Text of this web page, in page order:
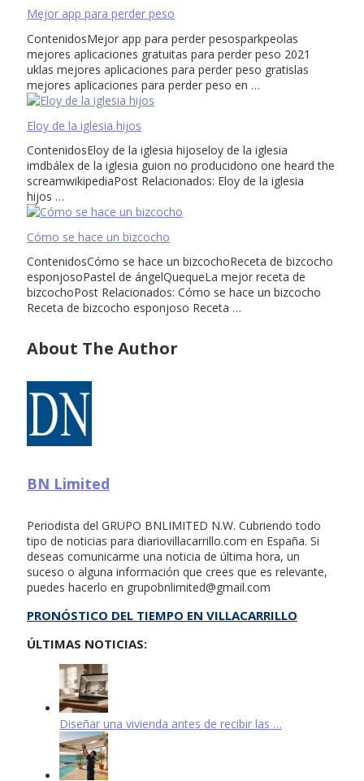
Mejor app para perder peso
ContenidosMejor app para perder pesosparkpeolas
mejores aplicaciones gratuitas para perder peso 2021
uklas mejores aplicaciones para perder peso gratislas
mejores aplicaciones para perder peso en …
Eloy de la iglesia hijos
ContenidosEloy de la iglesia hijoseloy de la iglesia
imdbálex de la iglesia guion no producidono one heard the
screamwikipediaPost Relacionados: Eloy de la iglesia
hijos …
Cómo se hace un bizcocho
ContenidosCómo se hace un bizcochoReceta de bizcocho
esponjosoPastel de ángelQuequeLa mejor receta de
bizcochoPost Relacionados: Cómo se hace un bizcocho
Receta de bizcocho esponjoso Receta …
About The Author
BN Limited
Periodista del GRUPO BNLIMITED N.W. Cubriendo todo
tipo de noticias para diariovillacarrillo.com en España. Si
deseas comunicarme una noticia de última hora, un
suceso o alguna información que crees que es relevante,
puedes hacerlo en grupobnlimited@gmail.com
PRONÓSTICO DEL TIEMPO EN VILLACARRILLO
ÚLTIMAS NOTICIAS:
Diseñar una vivienda antes de recibir las …